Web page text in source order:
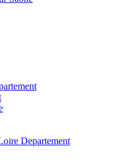
Departement